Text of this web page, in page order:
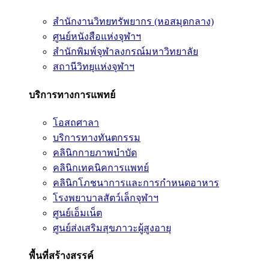
สำนักงานวิทยทรัพยากร (หอสมุดกลาง)
ศูนย์หนังสือแห่งจุฬาฯ
สำนักพิมพ์จุฬาลงกรณ์มหาวิทยาลัย
สถานีวิทยุแห่งจุฬาฯ
บริการทางการแพทย์
โอสถศาลา
บริการทางทันตกรรม
คลินิกกายภาพบำบัด
คลินิกเทคนิคการแพทย์
คลินิกโภชนาการและการกำหนดอาหาร
โรงพยาบาลสัตว์เล็กจุฬาฯ
ศูนย์เอ็มเน็ต
ศูนย์ส่งเสริมสุขภาวะผู้สูงอายุ
พื้นที่สร้างสรรค์